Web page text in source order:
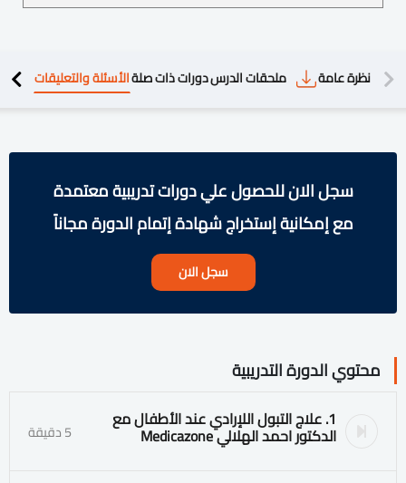
نظرة عامة ملحقات الدرسدورات ذات صلةالأسئلة والتعليقات
سجل الان للحصول علي دورات تدريبية معتمدة
مع إمكانية إستخراج شهادة إتمام الدورة مجاناً
سجل الان
محتوي الدورة التدريبية
1. علاج التبول اللإرادي عند الأطفال مع
الدكتور احمد الهلالي Medicazone 5 دقيقة